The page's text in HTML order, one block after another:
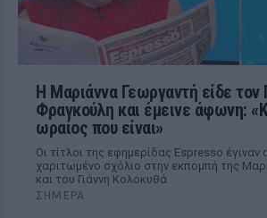
Η Μαριάννα Γεωργαντή είδε τον
Φραγκούλη και έμεινε άφωνη:
ωραίος που είναι»
Οι τίτλοι της εφημερίδας Espresso έγιναν
χαριτωμένο σχόλιο στην εκπομπή της
και του Γιάννη Κολοκυθά
ΣΉΜΕΡΑ